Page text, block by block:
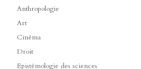
Anthropologie
Art
Cinéma
Droit
Epistémologie des sciences